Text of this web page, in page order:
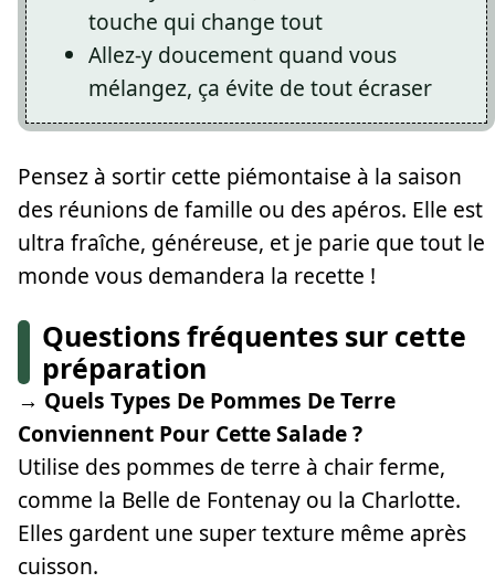
touche qui change tout
Allez-y doucement quand vous
mélangez, ça évite de tout écraser
Pensez à sortir cette piémontaise à la saison
des réunions de famille ou des apéros. Elle est
ultra fraîche, généreuse, et je parie que tout le
monde vous demandera la recette !
Questions fréquentes sur cette
préparation
→ Quels Types De Pommes De Terre
Conviennent Pour Cette Salade ?
Utilise des pommes de terre à chair ferme,
comme la Belle de Fontenay ou la Charlotte.
Elles gardent une super texture même après
cuisson.